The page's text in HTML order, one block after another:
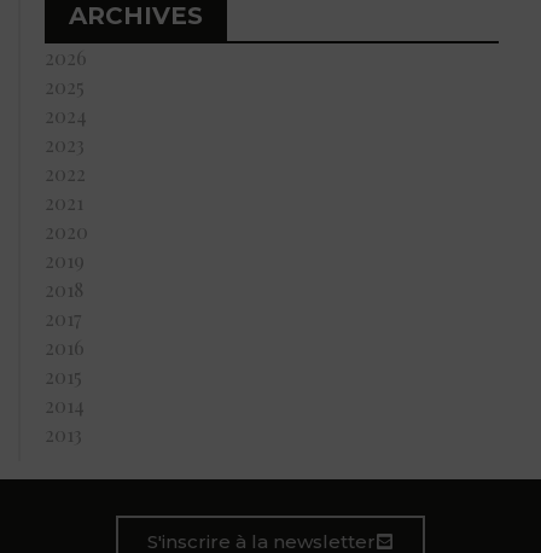
ARCHIVES
2026
2025
2024
2023
2022
2021
2020
2019
2018
2017
2016
2015
2014
2013
S'inscrire à la newsletter